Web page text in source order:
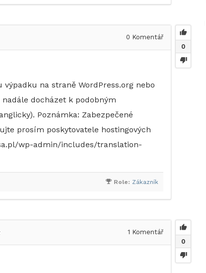
0
0 Komentář
na straně WordPress.org nebo
docházet k podobným
Poznámka: Zabezpečené
prosím poskytovatele hostingových
wp-admin/includes/translation-
Role: Zákazník
0
1 Komentář